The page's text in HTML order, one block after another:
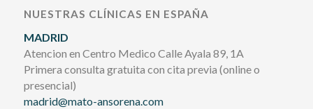
NUESTRAS CLÍNICAS EN ESPAÑA
MADRID
Atencion en Centro Medico Calle Ayala 89, 1A
Primera consulta gratuita con cita previa (online o
presencial)
madrid@mato-ansorena.com